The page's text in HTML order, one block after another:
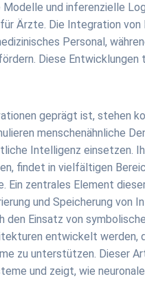
Modelle und inferenzielle
Ärzte. Die Integration
Personal,
Diese Entwicklungen
geprägt ist, stehen
menschenähnliche
Intelligenz einsetzen.
findet in vielfältigen
Ein zentrales Element
und Speicherung von
Einsatz von
entwickelt werden,
zu unterstützen. Dieser
und zeigt, wie